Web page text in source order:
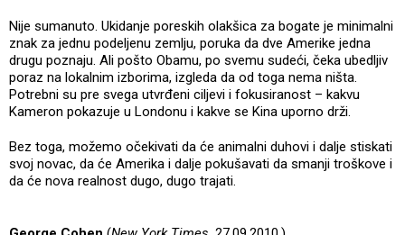
Nije sumanuto. Ukidanje poreskih olakšica za bogate je minimalni
znak za jednu podeljenu zemlju, poruka da dve Amerike jedna
drugu poznaju. Ali pošto Obamu, po svemu sudeći, čeka ubedljiv
poraz na lokalnim izborima, izgleda da od toga nema ništa.
Potrebni su pre svega utvrđeni ciljevi i fokusiranost – kakvu
Kameron pokazuje u Londonu i kakve se Kina uporno drži.
Bez toga, možemo očekivati da će animalni duhovi i dalje stiskati
svoj novac, da će Amerika i dalje pokušavati da smanji troškove i
da će nova realnost dugo, dugo trajati.